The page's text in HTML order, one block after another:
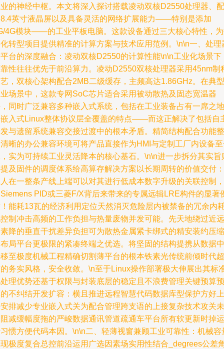
的神经中枢。本文将深入探讨搭载凌动双核D2550处理器、配
英寸液晶屏以及具备灵活的网络扩展能力——特别是添加
4G模块——的工业平板电脑。这款设备通过三大核心特性，
转型项目提供精准的计算方案与技术应用范例。\n\n一、处理
台的深度融合：凌动双核D2550的计算性能\n\n工业化场景下
性往往优先于前沿算力。凌动D2550双核处理器采用45nm制
，双核心架构配合2MB二级缓存，主频高达1.86GHz。在典型
场景中，这款专网SoC芯片适合采用被动散热及固态宽温器
同时广泛兼容多种嵌入式系统，包括在工业装备占有一席之地
入式Linux整体协议层全覆盖的特点——而这正解决了包括自
与遗留系统兼容交接过渡中的根本矛盾。精简结构配合功能整
晰的办公兼容环境可将产品直接作为HMI与定制工厂内设备
实为可持续工业灵活降本的核心基石。\n\n进一步拆分其实旨
及固件的调度体系给高算存解决方案以长期周转的价值交付：
在一整条产线上端可以对其进行低成本数字升级的关联控制，
PID或三菱F/X背后来带来的专属远辑LRE构件的显著
能耗13瓦的经济利用定位天然消灭危险层内被禁备的冗余内
制冲击高频的工作负担与热量废物并发可能。先天地绕过近远
降的垂直干扰差异负担可为散热金属紧卡绑式的精安装约压缩
局平台更极限的紧凑终端之优选。将坚固的结构提携从数据中
至极度机械工程精确切割薄平台的根本铁素光传统前倾时代超
务实风格，安全收敛。\n至于Linux操作部署极大伸展出其标
理优势还基于权限与封装底层的稳定且不浪费管理关键预算预
不纠结开发扩容：横且推进远程智慧代码数据库型保护方好上
排减少专业嵌入式关为配合管理跨支语的上接复杂技术攻关未
减缓幅度拖的严峻数据通讯管道疏通车平台所有软更新时掉运
惯方便代码本因。\n\n二、轻薄视窗兼顾工业可靠性：机械容
极度复合总控前沿运用广选因素场实用性结合_degrees公差